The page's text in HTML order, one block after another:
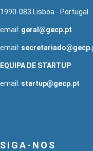
1990-083 Lisboa - Portugal
email: geral@gecp.pt
email:
EQUIPA DE STARTUP
email: startup@gecp.pt
SIGA-NOS